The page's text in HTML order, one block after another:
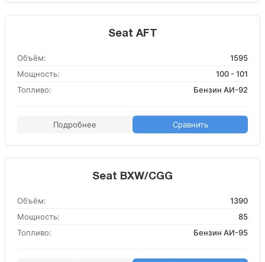
Seat AFT
Объём:
1595
Мощность:
100 - 101
Топливо:
Бензин АИ-92
Подробнее Сравнить
Seat BXW/CGG
Объём:
1390
Мощность:
85
Топливо:
Бензин АИ-95